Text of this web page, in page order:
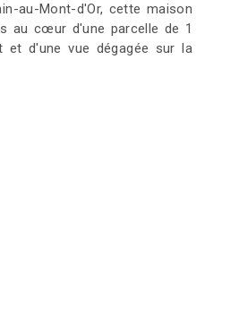
au-Mont-d'Or, cette maison
au cœur d'une parcelle de 1
et d'une vue dégagée sur la